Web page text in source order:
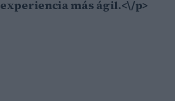
experiencia más ágil.<\/p>